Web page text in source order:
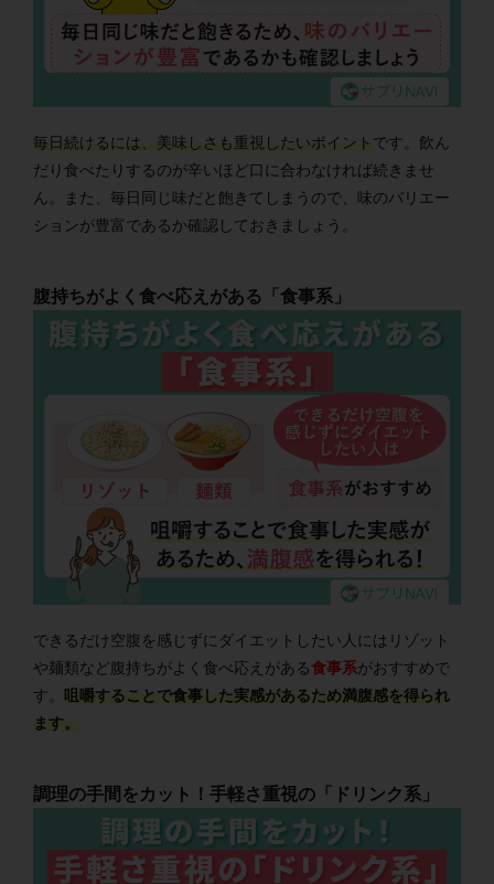
毎日続けるには、美味しさも重視したいポイント です。飲ん
だり食べたりするのが辛いほど口に合わなければ続きませ
ん。また、毎日同じ味だと飽きてしまうので、味のバリエー
ションが豊富であるか確認しておきましょう。
腹持ちがよく食べ応えがある「食事系」
できるだけ空腹を感じずにダイエットしたい人にはリゾット
や麺類など腹持ちがよく食べ応えがある食事系がおすすめで
す。
咀嚼することで食事した実感があるため満腹感を得られ
ます。
調理の手間をカット！手軽さ重視の「ドリンク系」